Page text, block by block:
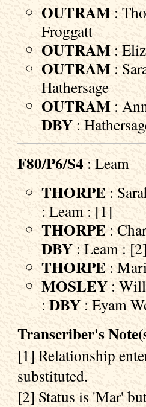
OUTRAM :
Froggatt
OUTRAM :
OUTRAM :
Hathersage
OUTRAM :
DBY :
F80/P6/S4 : Leam
THORPE :
: Leam : [1]
THORPE :
DBY : Leam :
THORPE :
MOSLEY :
: DBY : Eyam
Transcriber's
[1] Relationship
substituted.
[2] Status is 'Mar'